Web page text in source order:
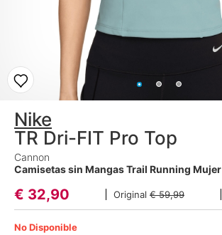
Nike
TR Dri-FIT Pro Top
Cannon
Camisetas sin Mangas Trail Running Mujer
€ 32,90 Original € 59,99
No Disponible